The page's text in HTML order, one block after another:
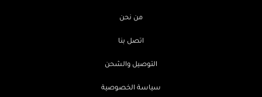
من نحن
اتصل بنا
التوصيل والشحن
سياسة الخصوصية